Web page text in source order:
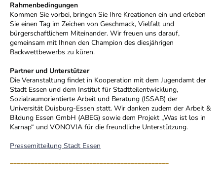
Rahmenbedingungen
Kommen Sie vorbei, bringen Sie Ihre Kreationen ein und erleben
Sie einen Tag im Zeichen von Geschmack, Vielfalt und
bürgerschaftlichem Miteinander. Wir freuen uns darauf,
gemeinsam mit Ihnen den Champion des diesjährigen
Backwettbewerbs zu küren.
Partner und Unterstützer
Die Veranstaltung findet in Kooperation mit dem Jugendamt der
Stadt Essen und dem Institut für Stadtteilentwicklung,
Sozialraumorientierte Arbeit und Beratung (ISSAB) der
Universität Duisburg-Essen statt. Wir danken zudem der Arbeit &
Bildung Essen GmbH (ABEG) sowie dem Projekt „Was ist los in
Karnap“ und VONOVIA für die freundliche Unterstützung.
Pressemitteilung Stadt Essen
______________________________________________